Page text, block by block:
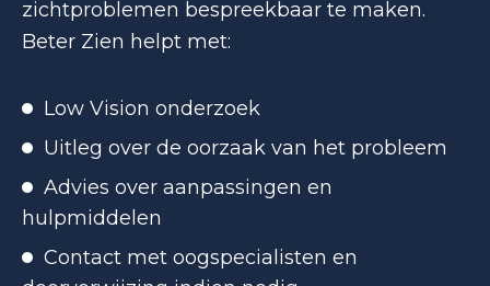
zichtproblemen bespreekbaar te maken.
Beter Zien helpt met:
Low Vision onderzoek
Uitleg over de oorzaak van het probleem
Advies over aanpassingen en
hulpmiddelen
Contact met oogspecialisten en